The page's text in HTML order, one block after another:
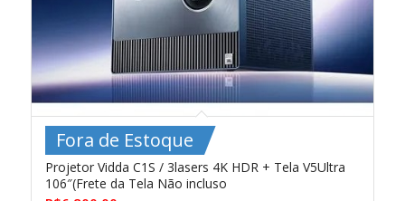
Fora de Estoque
Projetor Vidda C1S / 3lasers 4K HDR + Tela V5Ultra
106″(Frete da Tela Não incluso